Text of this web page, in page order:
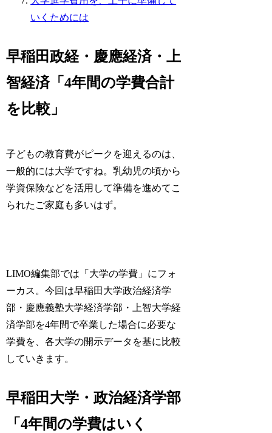
いくためには
早稲田政経・慶應経済・上
智経済「4年間の学費合計
を比較」
子どもの教育費がピークを迎えるのは、
一般的には大学ですね。乳幼児の頃から
学資保険などを活用して準備を進めてこ
られたご家庭も多いはず。
LIMO編集部では「大学の学費」にフォ
ーカス。今回は早稲田大学政治経済学
部・慶應義塾大学経済学部・上智大学経
済学部を4年間で卒業した場合に必要な
学費を、各大学の開示データを基に比較
していきます。
早稲田大学・政治経済学部
「4年間の学費はいく